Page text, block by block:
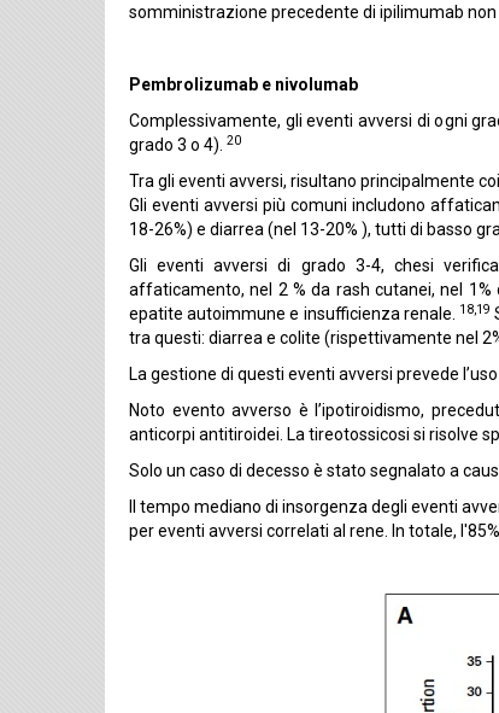
somministrazione precedente di ipilimumab
Pembrolizumab e nivolumab
Complessivamente, gli eventi avversi di ogni
grado 3 o 4). 20
Tra gli eventi avversi, risultano principalmente
Gli eventi avversi più comuni includono
18-26%) e diarrea (nel 13-20% ), tutti di basso
Gli eventi avversi di grado 3-4, chesi
affaticamento, nel 2 % da rash cutanei, nel
epatite autoimmune e insufficienza renale. 18,19
tra questi: diarrea e colite (rispettivamente nel
La gestione di questi eventi avversi prevede
Noto evento avverso è l’ipotiroidismo,
anticorpi antitiroidei. La tireotossicosi si risolve
Solo un caso di decesso è stato segnalato a
Il tempo mediano di insorgenza degli eventi
per eventi avversi correlati al rene. In totale,